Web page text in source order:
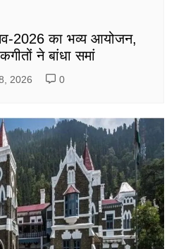
2026 का भव्य आयोजन,
ने बांधा समां
2026 0